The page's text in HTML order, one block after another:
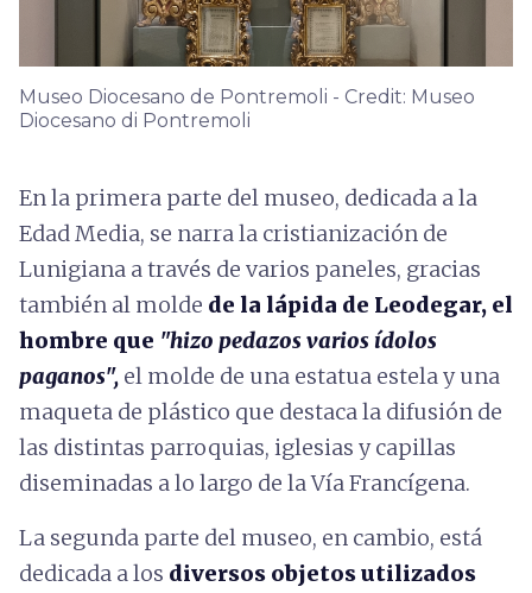
Museo Diocesano de Pontremoli - Credit: Museo
Diocesano di Pontremoli
En la primera parte del museo, dedicada a la
Edad Media, se narra la cristianización de
Lunigiana a través de varios paneles, gracias
también al molde de la lápida de Leodegar, el
hombre que "hizo pedazos varios ídolos
paganos", el molde de una estatua estela y una
maqueta de plástico que destaca la difusión de
las distintas parroquias, iglesias y capillas
diseminadas a lo largo de la Vía Francígena.
La segunda parte del museo, en cambio, está
dedicada a los diversos objetos utilizados